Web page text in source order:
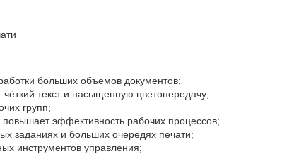
больших объёмов документов;
текст и насыщенную цветопередачу;
групп;
эффективность рабочих процессов;
заданиях и больших очередях печати;
инструментов управления;